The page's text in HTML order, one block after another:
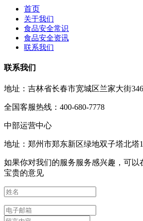
首页
关于我们
食品安全常识
食品安全资讯
联系我们
联系我们
地址：吉林省长春市宽城区兰家大街
全国客服热线：400-680-7778
中部运营中心
地址：郑州市郑东新区绿地双子塔北塔
如果你对我们的服务服务感兴趣，可以
宝贵的意见